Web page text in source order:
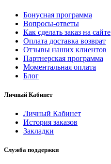
Бонусная программа
Вопросы-ответы
Как сделать заказ на сайте
Оплата доставка возврат
Отзывы наших клиентов
Партнерская программа
Моментальная оплата
Блог
Личный Кабинет
Личный Кабинет
История заказов
Закладки
Служба поддержки